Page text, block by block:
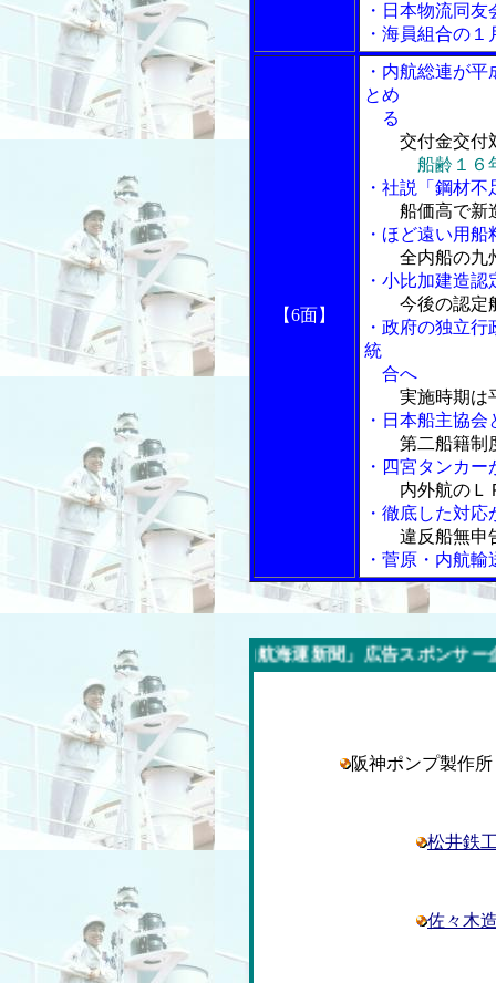
・日本物流同
・海員組合の
【6面】
・内航総連が
とめ
る
交付金交付
船齢１６
・社説「鋼材
船価高で新
・ほど遠い用
全内船の九
・小比加建造
今後の認定
・政府の独立
統
合へ
実施時期は
・日本船主協
第二船籍制
・四宮タンカ
内外航のＬ
・徹底した対応
違反船無申
・菅原・内航
今週の「内航海運新聞」広告スポンサー企業
阪神ポンプ製作
松井鉄
佐々木